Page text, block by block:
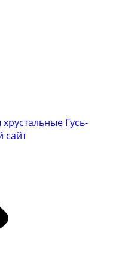
Гусь-
сайт